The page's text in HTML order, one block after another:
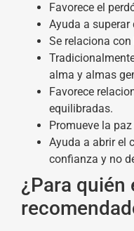
Favorece el
Ayuda a superar
Se relaciona
alma y almas
Favorece
equilibradas.
Promueve la
Ayuda a abrir el
confianza y no
¿Para quién